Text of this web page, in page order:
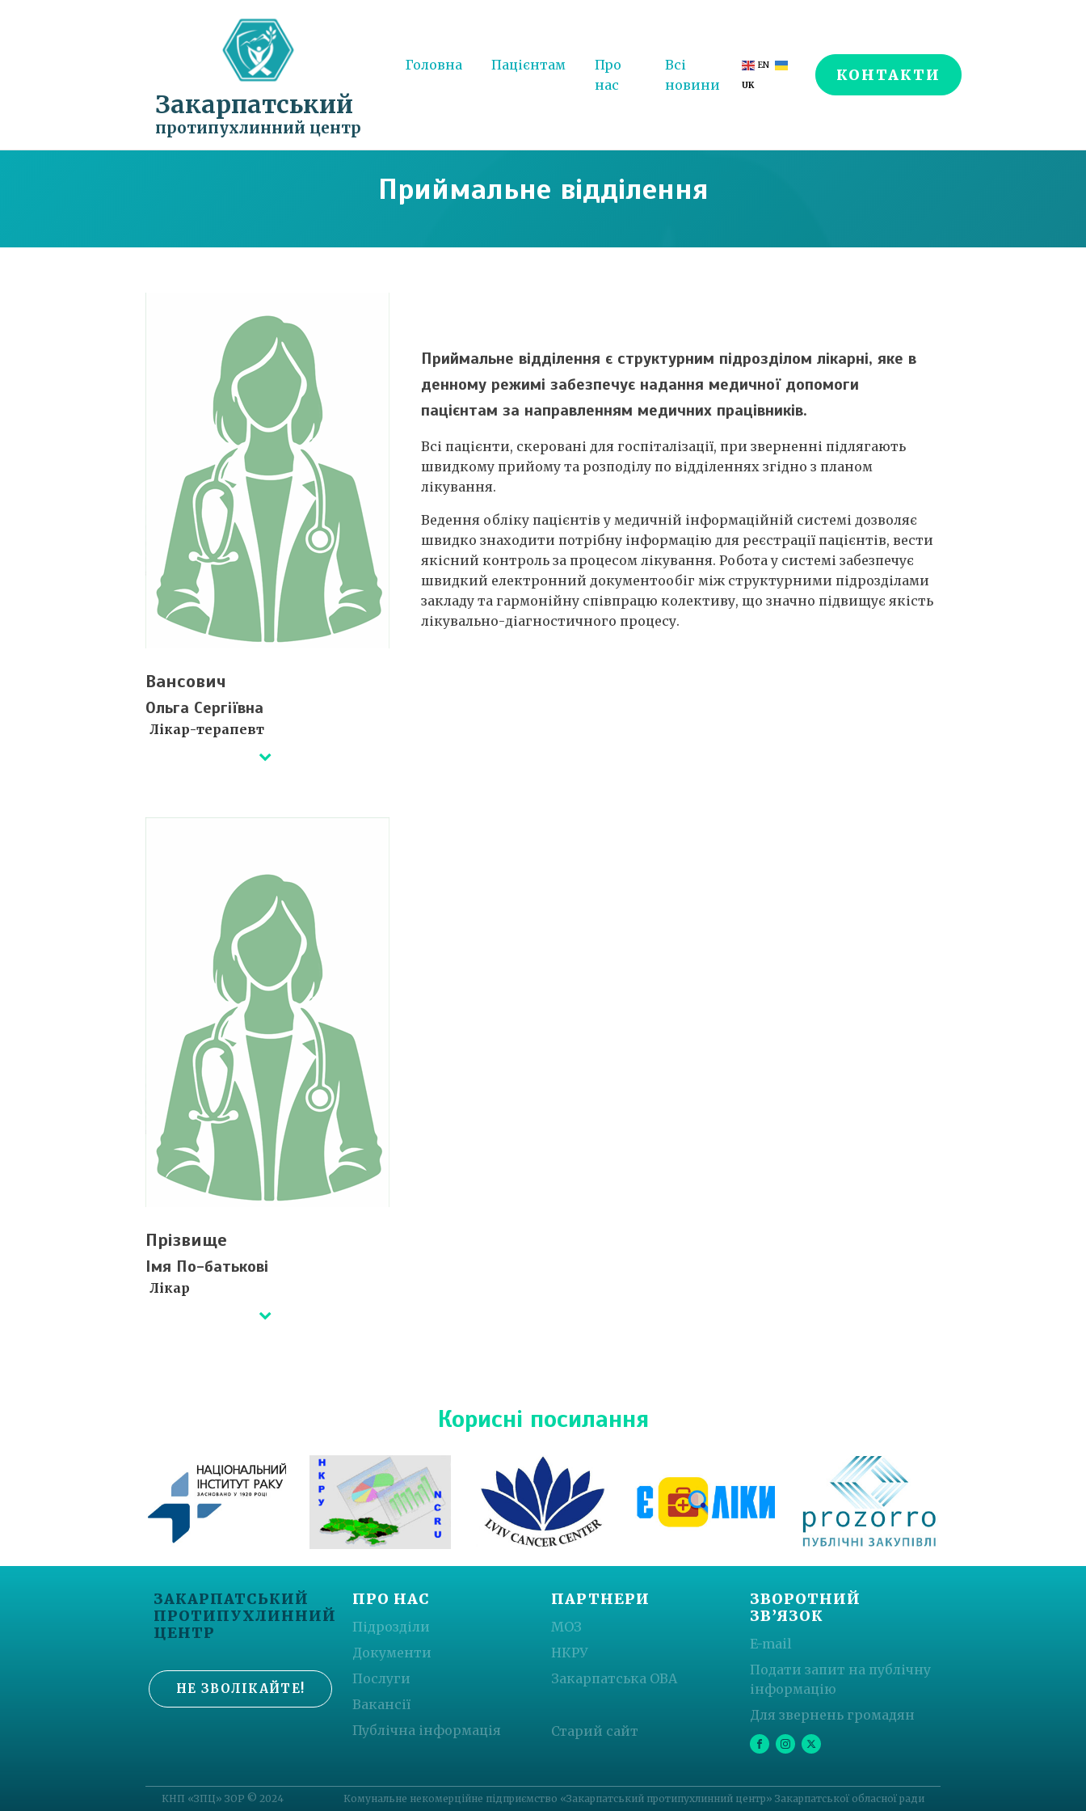
Закарпатський
протипухлинний центр
Головна Пацієнтам
Про
нас
Всі
новини
EN
UK
КОНТАКТИ
Приймальне відділення
Вансович
Ольга Сергіївна
Лікар-терапевт
Приймальне відділення є структурним підрозділом лікарні, яке в
денному режимі забезпечує надання медичної допомоги
пацієнтам за направленням медичних працівників.
Всі пацієнти, скеровані для госпіталізації, при зверненні підлягають
швидкому прийому та розподілу по відділеннях згідно з планом
лікування.
Ведення обліку пацієнтів у медичній інформаційній системі дозволяє
швидко знаходити потрібну інформацію для реєстрації пацієнтів, вести
якісний контроль за процесом лікування. Робота у системі забезпечує
швидкий електронний документообіг між структурними підрозділами
закладу та гармонійну співпрацю колективу, що значно підвищує якість
лікувально-діагностичного процесу.
Прізвище
Імя По-батькові
Лікар
Корисні посилання
ЗАКАРПАТСЬКИЙ
ПРОТИПУХЛИННИЙ
ЦЕНТР
НЕ ЗВОЛІКАЙТЕ!
ПРО НАС
Підрозділи
Документи
Послуги
Вакансії
Публічна інформація
ПАРТНЕРИ
МОЗ
НКРУ
Закарпатська ОВА
Старий сайт
ЗВОРОТНИЙ
ЗВ’ЯЗОК
E-mail
Подати запит на публічну
інформацію
Для звернень громадян
КНП «ЗПЦ» ЗОР © 2024 Комунальне некомерційне підприємство «Закарпатський протипухлинний центр» Закарпатської обласної ради